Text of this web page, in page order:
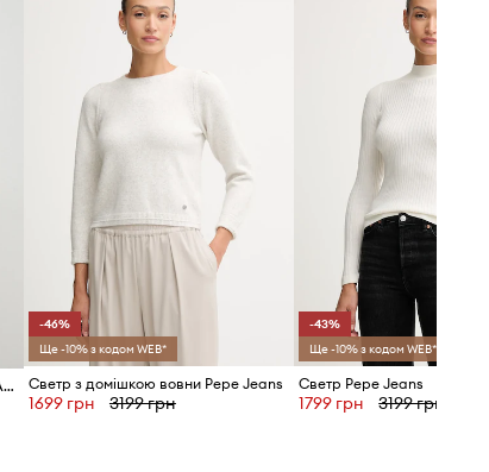
Бавовняний светр Pepe Jeans GRACE LOGO
-46%
Ще -10% з кодом WEB*
Светр з домішкою вовни Pepe Jeans
1699 грн 3199 грн
-43%
Ще -10% з кодом WEB*
Светр Pepe Jeans
1799 грн 3199 грн